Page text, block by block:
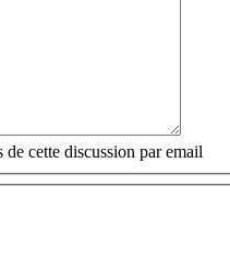
cette discussion par email